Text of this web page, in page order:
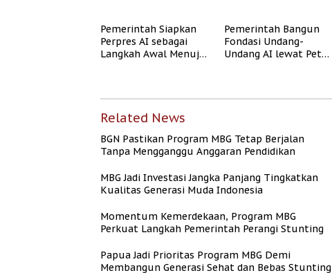
Pemerintah Siapkan
Perpres AI sebagai
Langkah Awal Menuju
Pemerintah Bangun
Fondasi Undang-
Undang AI lewat Peta
Related News
BGN Pastikan Program MBG Tetap Berjalan
Tanpa Mengganggu Anggaran Pendidikan
MBG Jadi Investasi Jangka Panjang Tingkatkan
Kualitas Generasi Muda Indonesia
Momentum Kemerdekaan, Program MBG
Perkuat Langkah Pemerintah Perangi Stunting
Papua Jadi Prioritas Program MBG Demi
Membangun Generasi Sehat dan Bebas Stunting